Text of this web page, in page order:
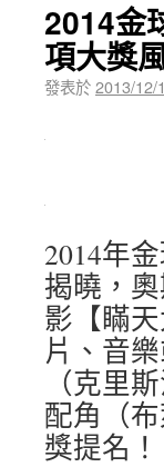
2014金
項大獎
發表於2013/12/
2014年
揭曉，
影【瞞
片、音
（克里
配角（
獎提名！